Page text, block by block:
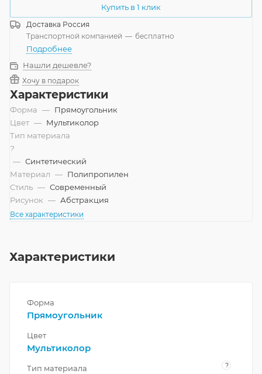
Купить в 1 клик
Доставка Россия
Транспортной компанией — бесплатно
Подробнее
Нашли дешевле?
Хочу в подарок
Характеристики
Форма — Прямоугольник
Цвет — Мультиколор
Тип материала
?
— Синтетический
Материал — Полипропилен
Стиль — Современный
Рисунок — Абстракция
Все характеристики
Характеристики
Форма
Прямоугольник
Цвет
Мультиколор
Тип материала ?